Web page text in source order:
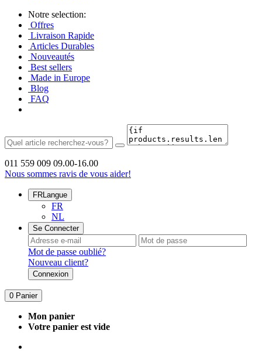
Notre selection:
Offres
Livraison Rapide
Articles Durables
Nouveautés
Best sellers
Made in Europe
Blog
FAQ
011 559 009 09.00-16.00
Nous sommes ravis de vous aider!
FRLangue
FR
NL
Se Connecter
Mot de passe oublié?
Nouveau client?
Connexion
0 Panier
Mon panier
Votre panier est vide